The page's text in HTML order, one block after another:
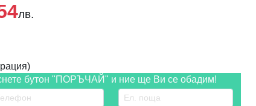
лв.
бутон "ПОРЪЧАЙ" и ние ще Ви се обадим!